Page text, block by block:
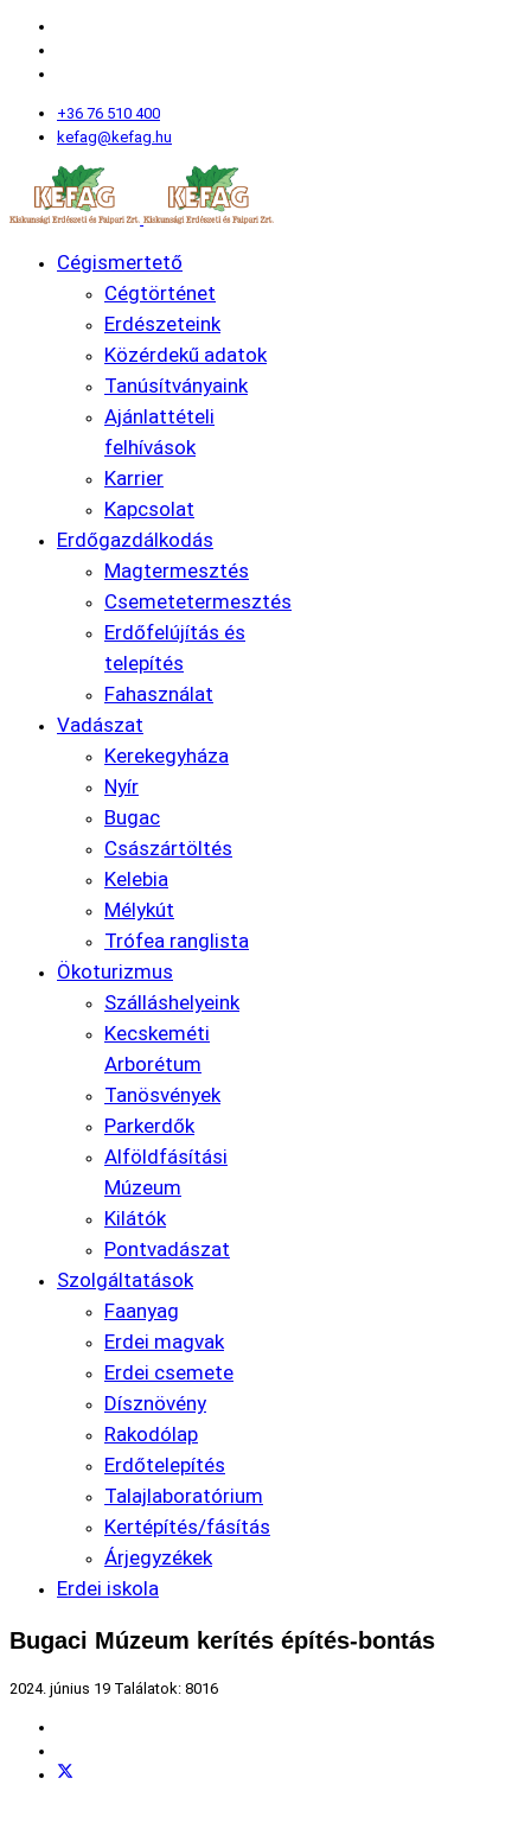
+36 76 510 400
kefag@kefag.hu
Cégismertető
Cégtörténet
Erdészeteink
Közérdekű adatok
Tanúsítványaink
Ajánlattételi
felhívások
Karrier
Kapcsolat
Erdőgazdálkodás
Magtermesztés
Csemetetermesztés
Erdőfelújítás és
telepítés
Fahasználat
Vadászat
Kerekegyháza
Nyír
Bugac
Császártöltés
Kelebia
Mélykút
Trófea ranglista
Ökoturizmus
Szálláshelyeink
Kecskeméti
Arborétum
Tanösvények
Parkerdők
Alföldfásítási
Múzeum
Kilátók
Pontvadászat
Szolgáltatások
Faanyag
Erdei magvak
Erdei csemete
Dísznövény
Rakodólap
Erdőtelepítés
Talajlaboratórium
Kertépítés/fásítás
Árjegyzékek
Erdei iskola
Bugaci Múzeum kerítés építés-bontás
2024. június 19 Találatok: 8016